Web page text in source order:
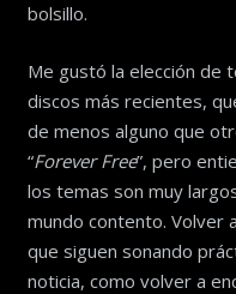
bolsillo.
Me gustó la elección de
discos más recientes,
de menos alguno que
“Forever Free”, pero
los temas son muy
mundo contento. Volver
que siguen sonando
noticia, como volver a